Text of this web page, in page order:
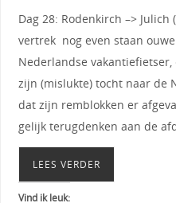
Dag 28: Rodenkirch –>
vertrek nog even staan
Nederlandse
zijn (mislukte) tocht naar de
dat zijn remblokken er
gelijk terugdenken aan de
LEES VERDER
Vind ik leuk: